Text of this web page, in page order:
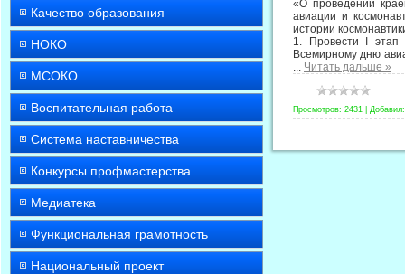
Качество образования
НОКО
МСОКО
Воспитательная работа
Система наставничества
Конкурсы профмастерства
Медиатека
Функциональная грамотность
Национальный проект
«О проведении
авиации и
истории
1. Провести I этап
Всемирному дню
... Читать дальше »
Просмотров: 2431 Добавил: